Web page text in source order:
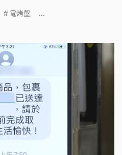
電烤盤 ...